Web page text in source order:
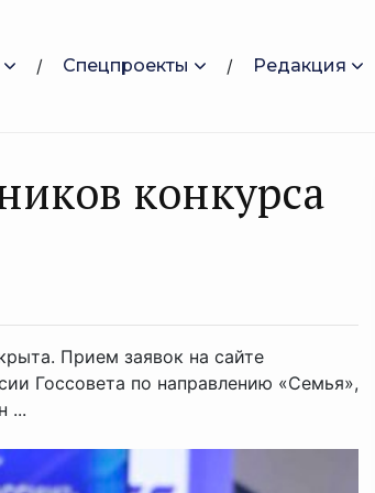
Спецпроекты Редакция
конкурса
Прием заявок на сайте
Госсовета по направлению «Семья»,
...